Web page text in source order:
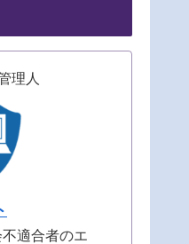
理人
適合者のエ